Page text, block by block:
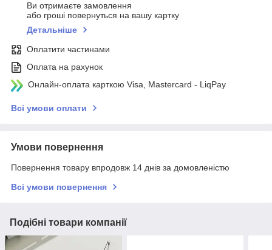
Ви отримаєте замовлення
або гроші повернуться на вашу картку
Детальніше
Оплатити частинами
Оплата на рахунок
Онлайн-оплата карткою Visa, Mastercard - LiqPay
Всі умови оплати
Умови повернення
Повернення товару впродовж 14 днів за домовленістю
Всі умови повернення
Подібні товари компанії